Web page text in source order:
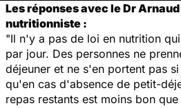
Les réponses avec le Dr
nutritionniste :
"Il n'y a pas de loi en nutrition
par jour. Des personnes ne
déjeuner et ne s'en portent pas
qu'en cas d'absence de petit-
repas restants est moins bon